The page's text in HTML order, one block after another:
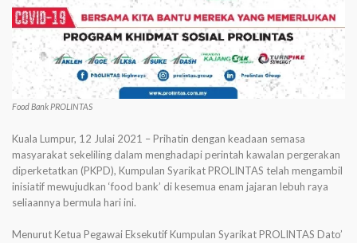
Food Bank PROLINTAS
Kuala Lumpur, 12 Julai 2021 – Prihatin dengan keadaan semasa
masyarakat sekeliling dalam menghadapi perintah kawalan pergerakan
diperketatkan (PKPD), Kumpulan Syarikat PROLINTAS telah mengambil
inisiatif mewujudkan ‘food bank’ di kesemua enam jajaran lebuh raya
seliaannya bermula hari ini.
Menurut Ketua Pegawai Eksekutif Kumpulan Syarikat PROLINTAS Dato’